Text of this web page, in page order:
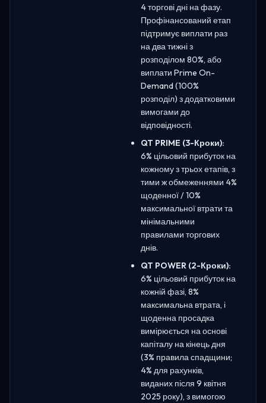
4 торгові дні на фазу.
Профінансований етап
підтримує виплати раз
на два тижні з
розподілом 80%, або
виплати Prime On-
Demand (100%
розподіл) з додатковими
вимогами до
відповідності.
QT PRIME (3-Кроки):
6% цільовий прибуток на
кожному з трьох етапів, з
тими ж обмеженнями 4%
щоденної / 10%
максимальної втрати та
мінімальними
правилами торгових
днів.
QT POWER (2-Кроки):
6% цільовий прибуток на
кожній фазі, 8%
максимальна втрата, і
щоденна просадка
вимірюється на основі
капіталу на кінець дня
(3% правила спадщини;
4% для рахунків,
виданих після 9 квітня
2025 року), з вимогою